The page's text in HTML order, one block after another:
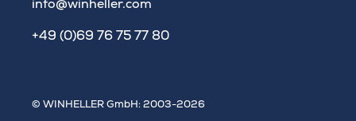
info@winheller.com
+49 (0)69 76 75 77 80
© WINHELLER GmbH: 2003-2026